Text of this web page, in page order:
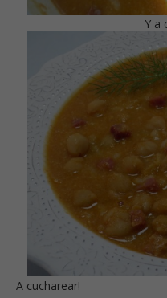
Y a
A cucharear!